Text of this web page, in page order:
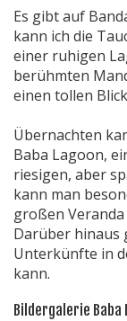
Es gibt auf
kann ich die
einer ruhigen
berühmten
einen tollen
Übernachten
Baba Lagoon,
riesigen, aber
kann man
großen
Darüber hinaus
Unterkünfte in
kann.
Bildergalerie Baba